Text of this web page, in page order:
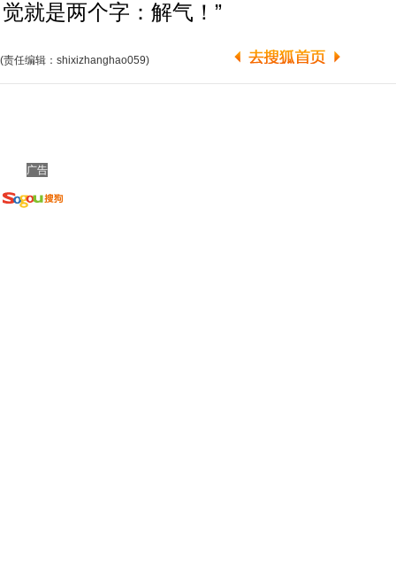
觉就是两个字：解气！”
(责任编辑：shixizhanghao059)
广告